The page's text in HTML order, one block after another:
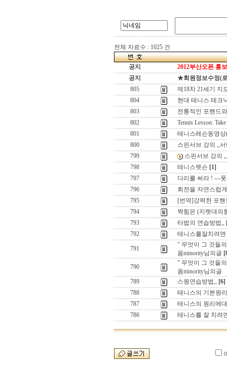
전체 자료수 : 1025 건
공지
2012부산오픈 홍
공지
★회원정보수정(
805
제18차 21세기 지
804
현대 테니스 테크
803
전통적인 포핸드
802
Tennis Lesson:
801
테니스레슨동영
800
스핀서브 강의 ,,
799
스핀서브 강의
798
테니스렛슨 [1]
797
다리를 써라 ! ---
796
회전을 자연스럽
795
[번역]강력한 포핸
794
짝힘은 (지렛대의
793
타법의 연습방법,,
792
테니스를잘치려
791
" 무엇이 그 것들
옴minority님의글
790
" 무엇이 그 것들
옴minority님의글
789
스윙연습방법,, [6]
788
테니스의 기본원
787
테니스의 원리에
786
테니스를 잘 치려